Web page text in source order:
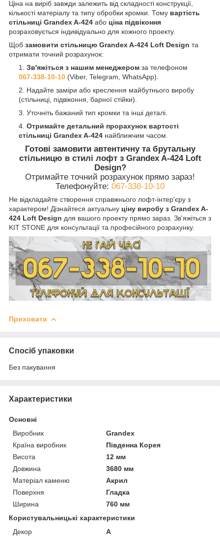
Ціна на виріб завжди залежить від складності конструкції,
кількості матеріалу та типу обробки кромки. Тому вартість
стільниці Grandex A-424 або ціна підвіконня
розраховується індивідуально для кожного проекту.
Щоб замовити стільницю Grandex A-424 Loft Design та
отримати точний розрахунок:
Зв'яжіться з нашим менеджером за телефоном
067-338-10-10 (Viber, Telegram, WhatsApp).
Надайте заміри або креслення майбутнього виробу
(стільниці, підвіконня, барної стійки).
Уточніть бажаний тип кромки та інші деталі.
Отримайте детальний прорахунок вартості
стільниці Grandex A-424 найближчим часом.
Готові замовити автентичну та брутальну
стільницю в стилі лофт з Grandex A-424 Loft
Design?
Отримайте точний розрахунок прямо зараз!
Телефонуйте: 067-338-10-10
Не відкладайте створення справжнього лофт-інтер'єру з
характером! Дізнайтеся актуальну ціну виробу з Grandex A-
424 Loft Design для вашого проекту прямо зараз. Зв'яжіться з
KIT STONE для консультації та професійного розрахунку.
Приховати
Спосіб упаковки
Без пакування
Характеристики
Основні
Виробник
Grandex
Країна виробник
Південна Корея
Висота
12 мм
Довжина
3680 мм
Матеріал каменю
Акрил
Поверхня
Гладка
Ширина
760 мм
Користувальницькі характеристики
Декор
A